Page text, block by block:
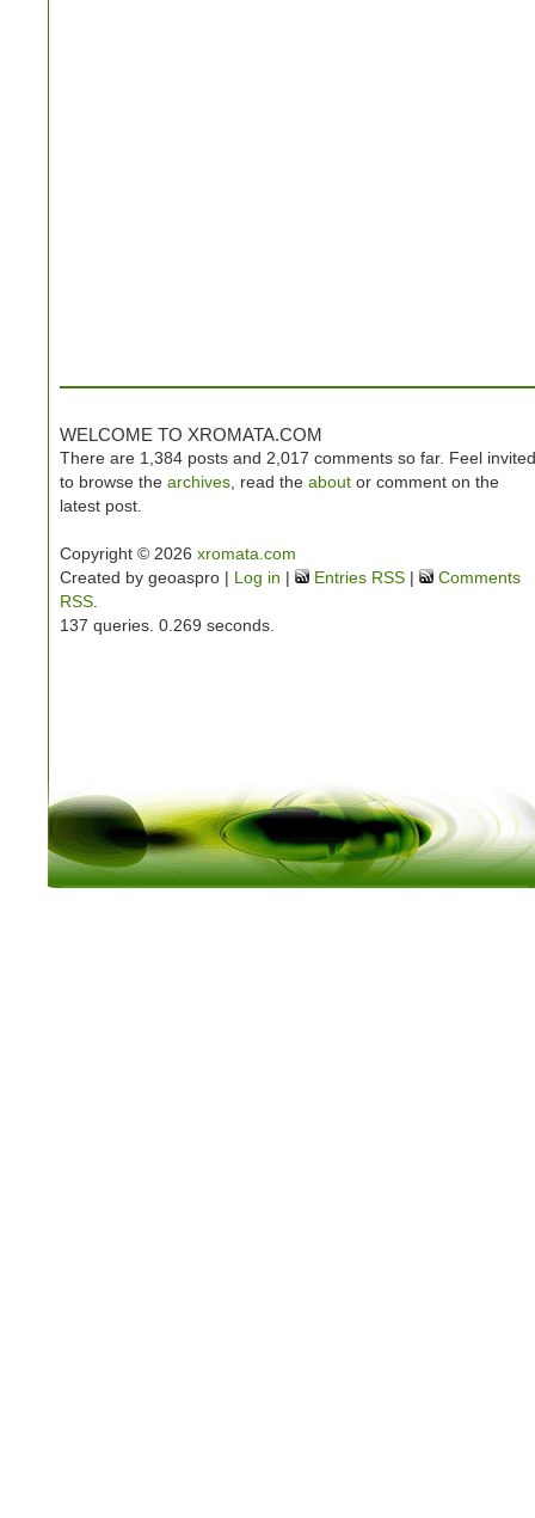
WELCOME TO XROMATA.COM
There are 1,384 posts and 2,017 comments so far. Feel invited
to browse the archives , read the about or comment on the
latest post.
Copyright © 2026 xromata.com
Created by geoaspro | Log in | Entries RSS |
Comments
RSS
137 queries. 0.269 seconds.